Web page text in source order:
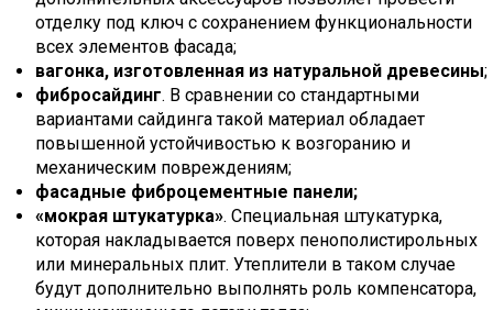
отделку под ключ с сохранением функциональности
всех элементов фасада;
вагонка, изготовленная из натуральной древесины;
фибросайдинг. В сравнении со стандартными
вариантами сайдинга такой материал обладает
повышенной устойчивостью к возгоранию и
механическим повреждениям;
фасадные фиброцементные панели;
«мокрая штукатурка». Специальная штукатурка,
которая накладывается поверх пенополистирольных
или минеральных плит. Утеплители в таком случае
будут дополнительно выполнять роль компенсатора,